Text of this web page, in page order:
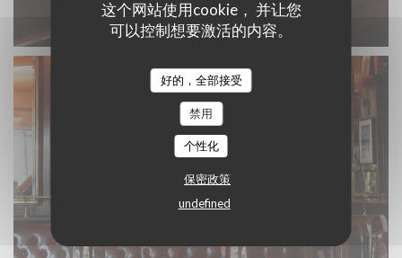
这个网站使用cookie， 并让您
可以控制想要激活的内容。
好的，全部接受
禁用
个性化
保密政策
undefined